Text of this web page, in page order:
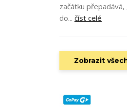
začátku přepadává,
do... číst celé
Zobrazit